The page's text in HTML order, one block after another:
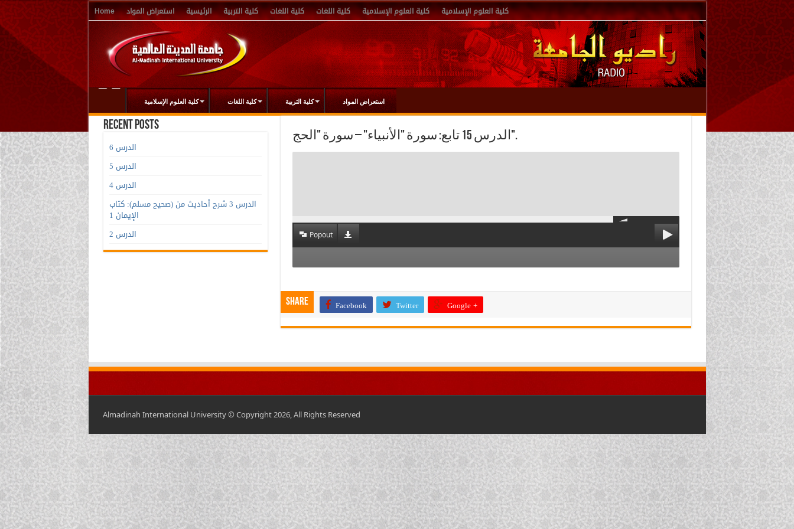
Home استعراض المواد الرئيسية كلية التربية كلية اللغات كلية اللغات كلية العلوم الإسلامية كلية العلوم الإسلامية
كلية العلوم الإسلامية كلية اللغات كلية التربية استعراض المواد
الدرس 15 تابع: سورة "الأنبياء" – سورة "الحج".
Popout
Share Facebook Twitter Google +
Recent Posts
الدرس 6
الدرس 5
الدرس 4
الدرس 3 شرح أحاديث من (صحيح مسلم): كتاب
الإيمان 1
الدرس 2
Almadinah International University © Copyright 2026, All Rights Reserved